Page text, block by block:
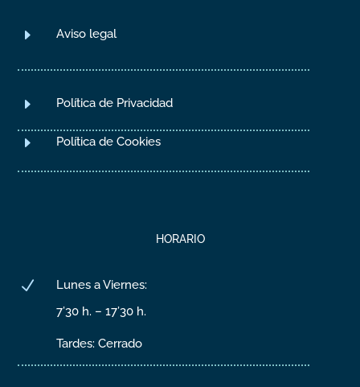
E Aviso legal
E Política de Privacidad
E Política de Cookies
HORARIO
N
Lunes a Viernes:
7’30 h. – 17’30 h.
Tardes: Cerrado